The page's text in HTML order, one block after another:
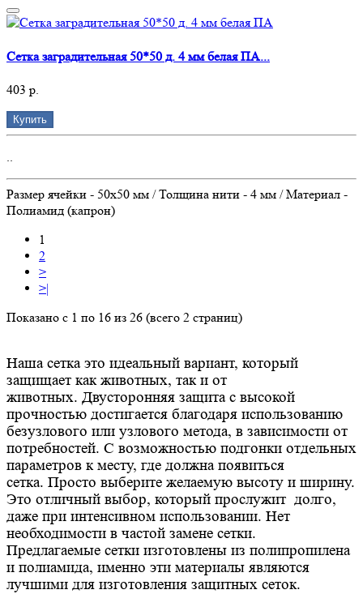
Сетка заградительная 50*50 д. 4 мм белая ПА...
403 р.
Купить
..
Размер ячейки - 50х50 мм / Толщина нити - 4 мм / Материал -
Полиамид (капрон)
1
2
>
>|
Показано с 1 по 16 из 26 (всего 2 страниц)
Наша сетка это идеальный вариант, который
защищает как животных, так и от
животных. Двусторонняя защита с высокой
прочностью достигается благодаря использованию
безузлового или узлового метода, в зависимости от
потребностей. С возможностью подгонки отдельных
параметров к месту, где должна появиться
сетка. Просто выберите желаемую высоту и ширину.
Это отличный выбор, который прослужит долго,
даже при интенсивном использовании. Нет
необходимости в частой замене сетки.
Предлагаемые сетки изготовлены из полипропилена
и полиамида, именно эти материалы являются
лучшими для изготовления защитных сеток.